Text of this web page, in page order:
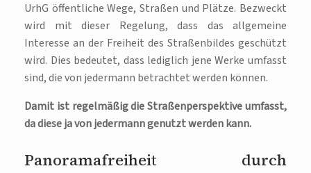
UrhG öffentliche Wege, Straßen und Plätze. Bezweckt
wird mit dieser Regelung, dass das allgemeine
Interesse an der Freiheit des Straßenbildes geschützt
wird. Dies bedeutet, dass lediglich jene Werke umfasst
sind, die von jedermann betrachtet werden können.
Damit ist regelmäßig die Straßenperspektive umfasst,
da diese ja von jedermann genutzt werden kann.
Panoramafreiheit durch